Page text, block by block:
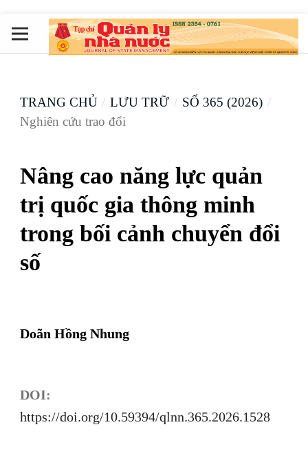
TRANG CHỦ / LƯU TRỮ / SỐ 365 (2026) /
Nghiên cứu trao đổi
Nâng cao năng lực quản
trị quốc gia thông minh
trong bối cảnh chuyển đổi
số
Doãn Hồng Nhung
DOI:
https://doi.org/10.59394/qlnn.365.2026.1528